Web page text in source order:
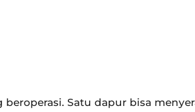
beroperasi. Satu dapur bisa